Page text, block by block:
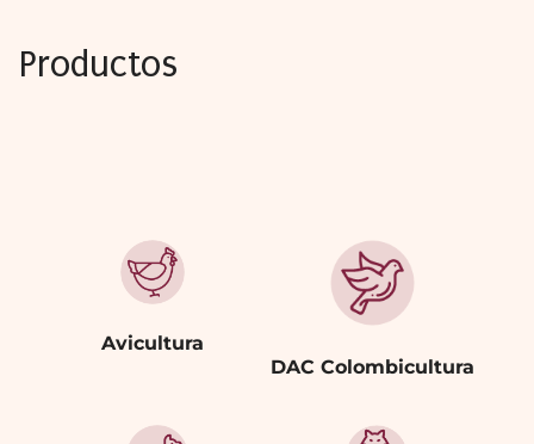
Productos
Avicultura
DAC Colombicultura